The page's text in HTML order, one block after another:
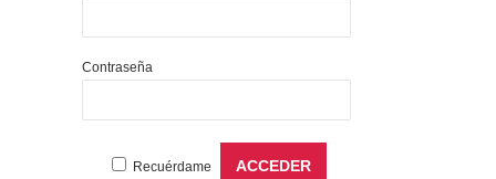
Contraseña
Recuérdame